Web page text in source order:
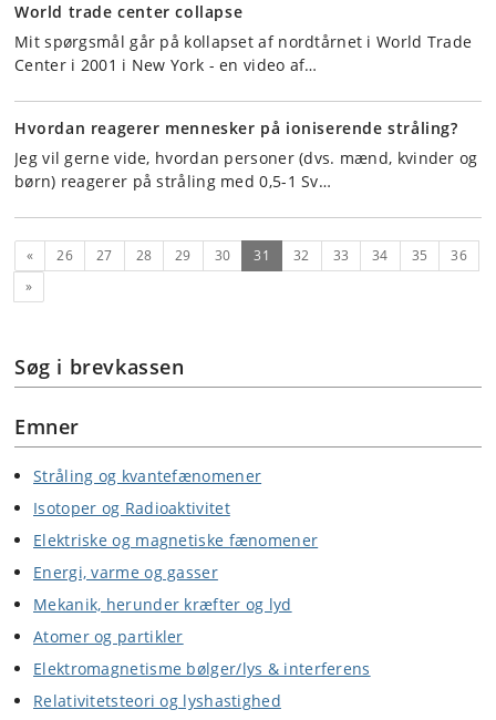
World trade center collapse
Mit spørgsmål går på kollapset af nordtårnet i World Trade
Center i 2001 i New York - en video af…
Hvordan reagerer mennesker på ioniserende stråling?
Jeg vil gerne vide, hvordan personer (dvs. mænd, kvinder og
børn) reagerer på stråling med 0,5-1 Sv…
Forrige
« 26 27 28 29 30 31 (nuværende)
32 33 34 35
36
Næste
»
Søg i brevkassen
Emner
Stråling og kvantefænomener
Isotoper og Radioaktivitet
Elektriske og magnetiske fænomener
Energi, varme og gasser
Mekanik, herunder kræfter og lyd
Atomer og partikler
Elektromagnetisme bølger/lys & interferens
Relativitetsteori og lyshastighed